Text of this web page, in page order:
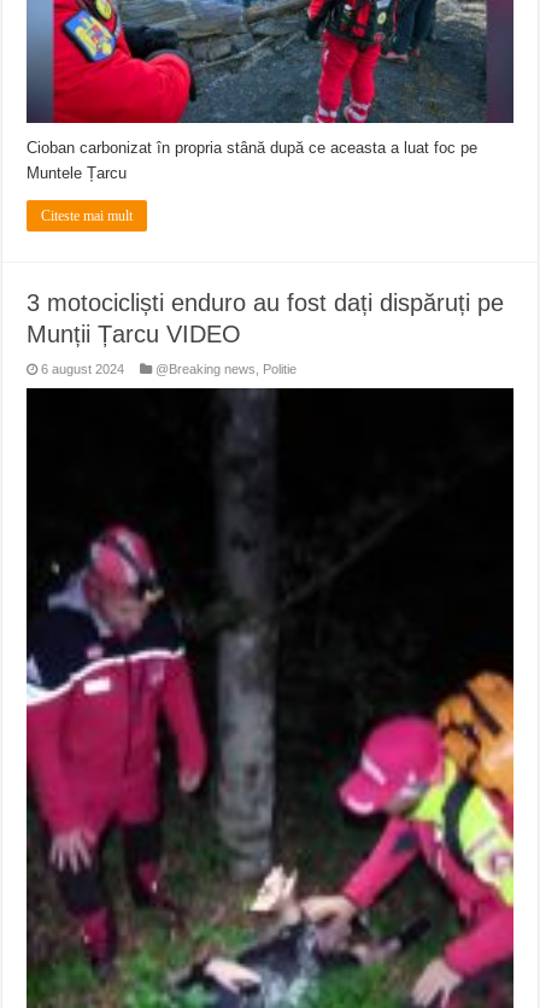
Cioban carbonizat în propria stână după ce aceasta a luat foc pe
Muntele Țarcu
Citeste mai mult
3 motocicliști enduro au fost dați dispăruți pe
Munții Țarcu VIDEO
6 august 2024 @Breaking news Politie